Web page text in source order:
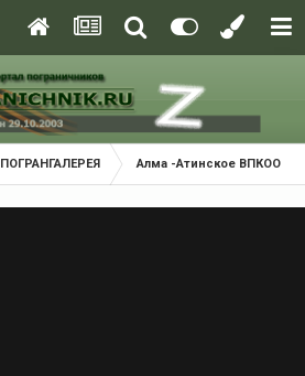
ПОГРАНГАЛЕРЕЯ Алма -Атинское